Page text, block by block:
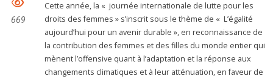
669
Cette année, la « journée internationale de lutte pour les
droits des femmes » s’inscrit sous le thème de « L’égalité
aujourd’hui pour un avenir durable », en reconnaissance de
la contribution des femmes et des filles du monde entier qui
mènent l’offensive quant à l’adaptation et la réponse aux
changements climatiques et à leur atténuation, en faveur de